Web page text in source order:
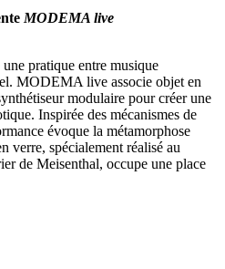
MODEMA live
pratique entre musique
MODEMA live associe objet en
modulaire pour créer une
Inspirée des mécanismes de
évoque la métamorphose
verre, spécialement réalisé au
de Meisenthal, occupe une place